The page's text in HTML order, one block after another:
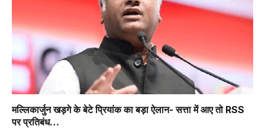
मल्लिकार्जुन खड़गे के बेटे प्रियांक का बड़ा ऐलान- सत्ता में आए तो RSS
पर प्रतिबंध…